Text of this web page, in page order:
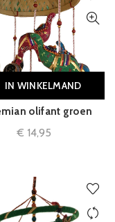
IN WINKELMAND
olifant groen
€ 14,95